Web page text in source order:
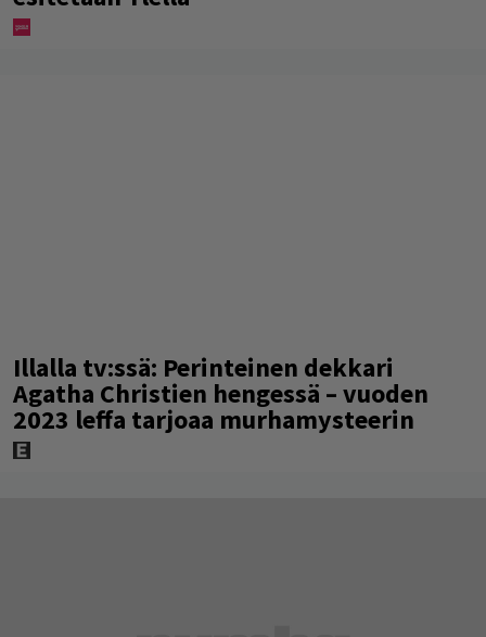
Illalla tv:ssä: Perinteinen dekkari
Agatha Christien hengessä – vuoden
2023 leffa tarjoaa murhamysteerin